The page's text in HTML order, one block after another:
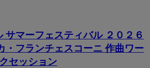
サマーフェスティバル ２０２６
・フランチェスコーニ 作曲ワー
セッション